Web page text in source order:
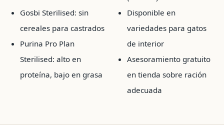
Gosbi Sterilised: sin
cereales para castrados
Purina Pro Plan
Sterilised: alto en
proteína, bajo en grasa
Disponible en
variedades para gatos
de interior
Asesoramiento gratuito
en tienda sobre ración
adecuada